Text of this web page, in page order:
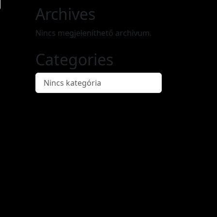
Archives
Nincs megjeleníthető archívum.
Categories
Nincs kategória